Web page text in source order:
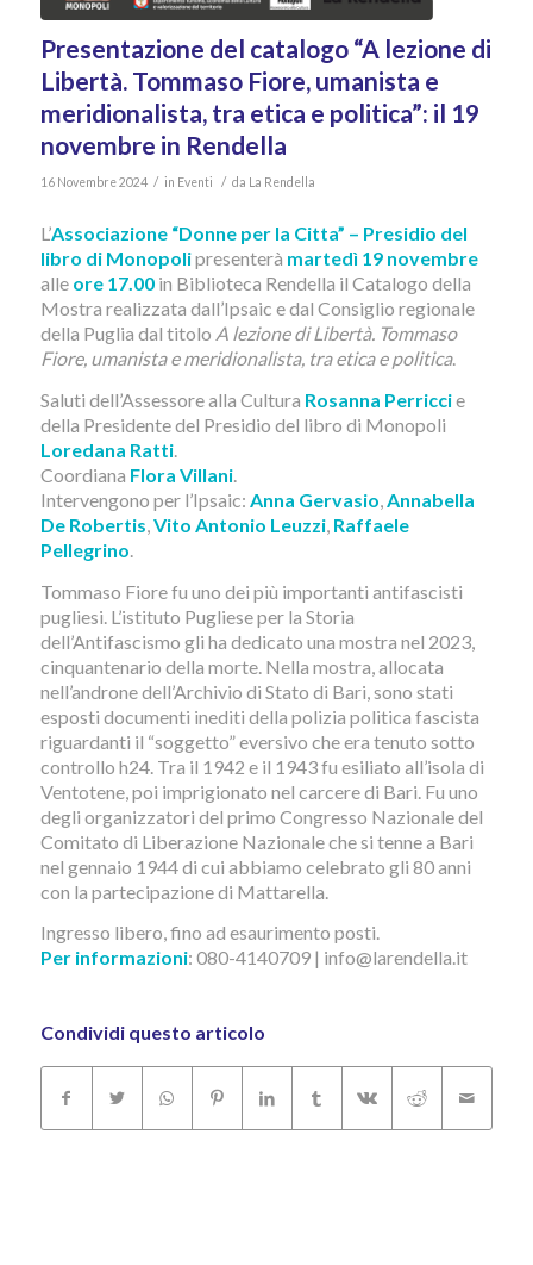
Presentazione del catalogo “A lezione di
Libertà. Tommaso Fiore, umanista e
meridionalista, tra etica e politica”: il 19
novembre in Rendella
16 Novembre 2024 / in Eventi / da La Rendella
L’Associazione “Donne per la Citta” – Presidio del
libro di Monopolipresenterà martedì 19 novembre
alleore 17.00in Biblioteca Rendella il Catalogo della
Mostra realizzata dall’Ipsaic e dal Consiglio regionale
della Puglia dal titolo A lezione di Libertà. Tommaso
Fiore, umanista e meridionalista, tra etica e politica.
Saluti dell’Assessore alla Cultura Rosanna Perriccie
della Presidente del Presidio del libro di Monopoli
Loredana Ratti.
Coordiana Flora Villani.
Intervengono per l’Ipsaic: Anna Gervasio,Annabella
De Robertis,Vito Antonio Leuzzi, Raffaele
Pellegrino.
Tommaso Fiore fu uno dei più importanti antifascisti
pugliesi. L’istituto Pugliese per la Storia
dell’Antifascismo gli ha dedicato una mostra nel 2023,
cinquantenario della morte. Nella mostra, allocata
nell’androne dell’Archivio di Stato di Bari, sono stati
esposti documenti inediti della polizia politica fascista
riguardanti il “soggetto” eversivo che era tenuto sotto
controllo h24. Tra il 1942 e il 1943 fu esiliato all’isola di
Ventotene, poi imprigionato nel carcere di Bari. Fu uno
degli organizzatori del primo Congresso Nazionale del
Comitato di Liberazione Nazionale che si tenne a Bari
nel gennaio 1944 di cui abbiamo celebrato gli 80 anni
con la partecipazione di Mattarella.
Ingresso libero, fino ad esaurimento posti.
Per informazioni: 080-4140709 | info@larendella.it
Condividi questo articolo